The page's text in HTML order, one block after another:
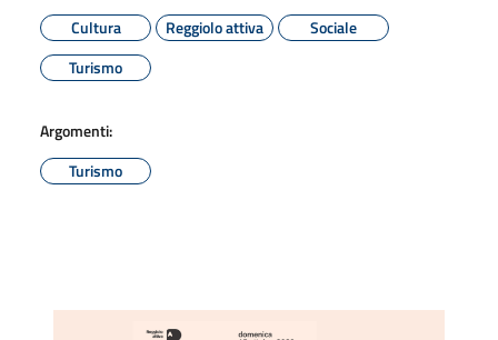
Cultura
Reggiolo attiva
Sociale
Turismo
Argomenti:
Turismo